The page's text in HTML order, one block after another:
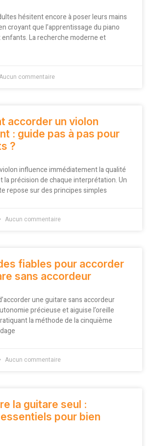
hésitent encore à poser leurs mains
croyant que l’apprentissage du piano
La recherche moderne et
Aucun commentaire
accorder un violon
: guide pas à pas pour
?
influence immédiatement la qualité
la précision de chaque interprétation. Un
repose sur des principes simples
Aucun commentaire
fiables pour accorder
sans accordeur
une guitare sans accordeur
précieuse et aiguise l’oreille
la méthode de la cinquième
Aucun commentaire
la guitare seul :
pour bien